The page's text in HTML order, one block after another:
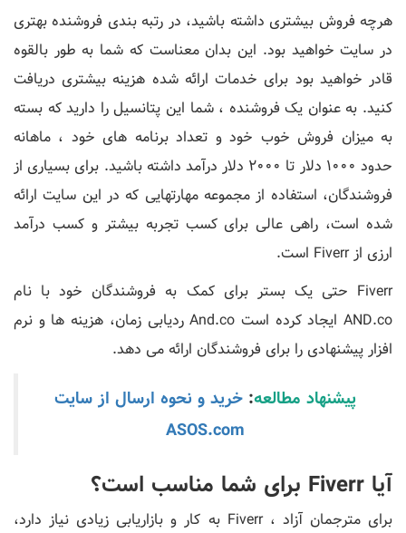
هرچه فروش بیشتری داشته باشید، در رتبه بندی فروشنده بهتری
در سایت خواهید بود. این بدان معناست که شما به طور بالقوه
قادر خواهید بود برای خدمات ارائه شده هزینه بیشتری دریافت
کنید. به عنوان یک فروشنده ، شما این پتانسیل را دارید که بسته
به میزان فروش خوب خود و تعداد برنامه های خود ، ماهانه
حدود 1000 دلار تا 2000 دلار درآمد داشته باشید. برای بسیاری از
فروشندگان، استفاده از مجموعه مهارتهایی که در این سایت ارائه
شده است، راهی عالی برای کسب تجربه بیشتر و کسب درآمد
ارزی از Fiverr است.
Fiverr حتی یک بستر برای کمک به فروشندگان خود با نام
AND.co ایجاد کرده است And.co ردیابی زمان، هزینه ها و نرم
افزار پیشنهادی را برای فروشندگان ارائه می دهد.
پیشنهاد مطالعه: خرید و نحوه ارسال از سایت
ASOS.com
آیا Fiverr برای شما مناسب است؟
برای مترجمان آزاد ، Fiverr به کار و بازاریابی زیادی نیاز دارد،